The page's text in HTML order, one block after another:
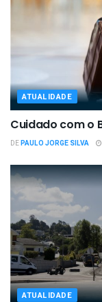
ATUALIDADE
Cuidado com o
DEPAULO JORGE SILVA
ATUALIDADE